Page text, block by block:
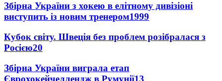
Збірна України з хокею в елітному дивізіоні
виступить із новим тренером1999
Кубок світу. Швеція без проблем розібралася з
Росією20
Збірна України виграла етап
Єврохокейчеллендж в Румунії13